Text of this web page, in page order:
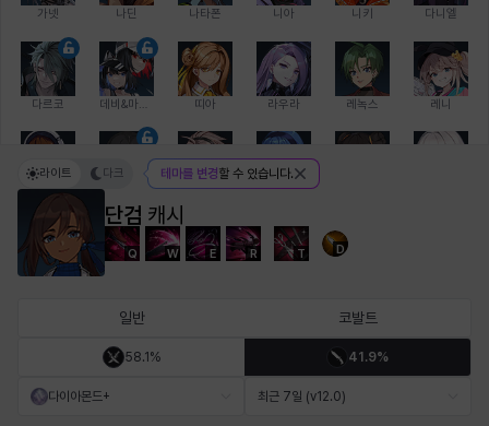
가넷 나딘 나타폰 니아 니키 다니엘
다르코 띠아 라우라 레녹스 레니
레온 루크 르노어
비앙카 비형 샬럿
단검 캐시
Q W E R T D
라이트 다크 테마를 변경할 수 있습니다.
일반 코발트
58.1% 41.9%
다이아몬드+ 최근 7일 (v12.0)